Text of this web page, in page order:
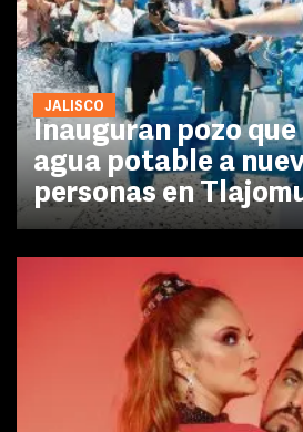
JALISCO
Inauguran pozo
agua potable a
personas en